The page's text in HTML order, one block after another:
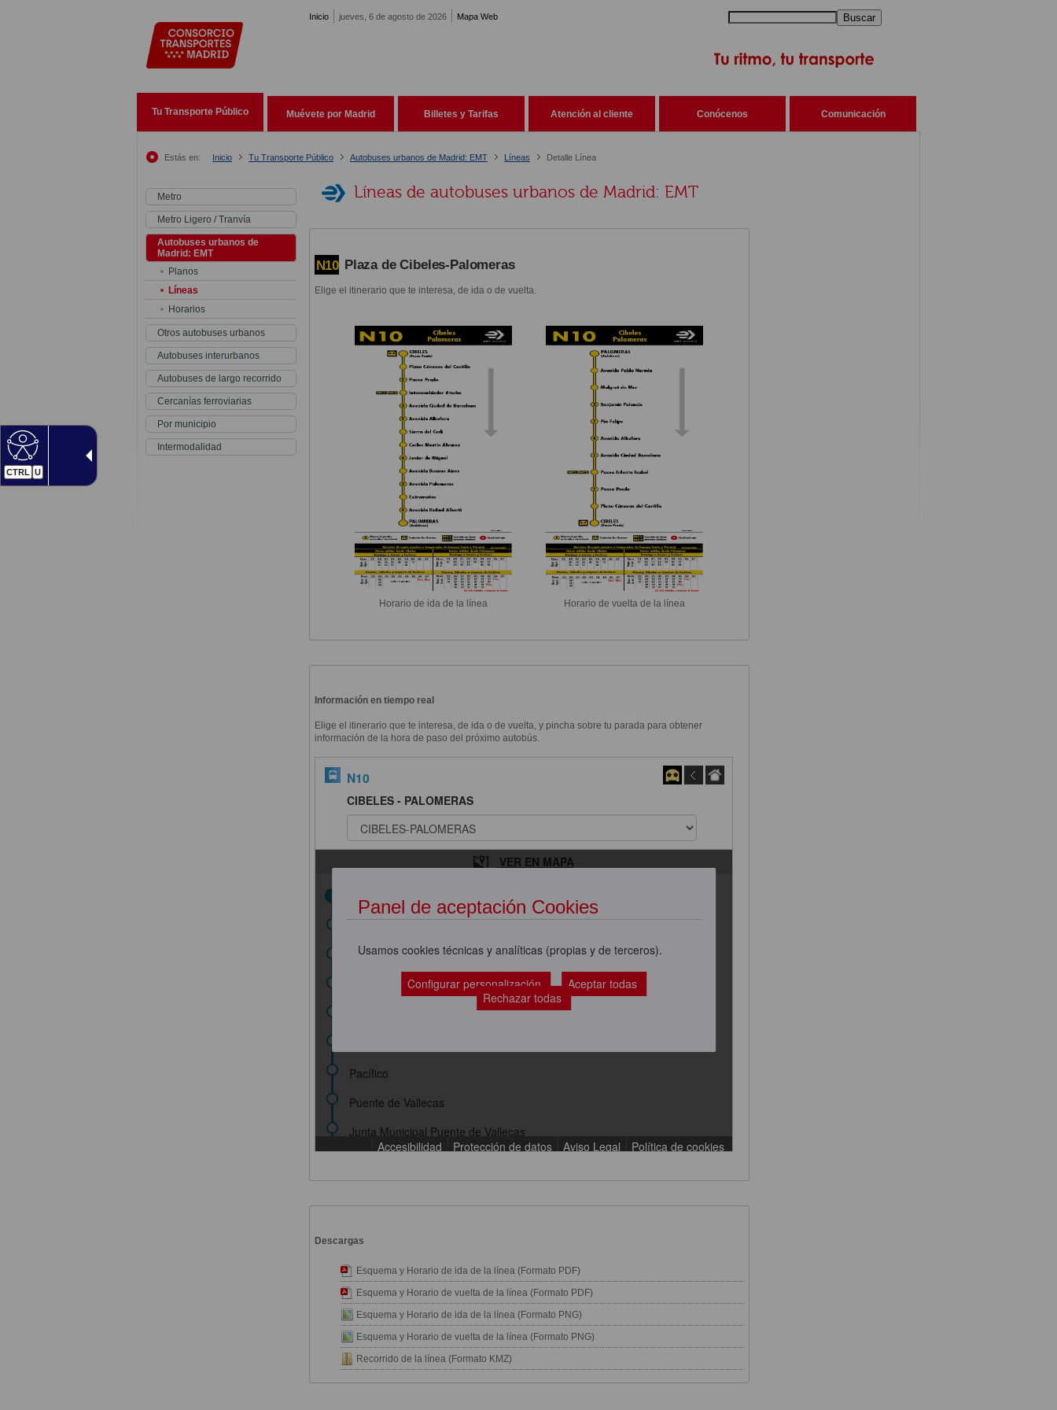
CTRL U
Inicio jueves, 6 de agosto de 2026 Mapa Web Buscar
Tu Transporte Público Muévete por Madrid Billetes y Tarifas Atención al cliente Conócenos Comunicación
Estás en: Inicio Tu Transporte Público Autobuses urbanos de Madrid: EMT Líneas Detalle Línea
Metro
Metro Ligero / Tranvía
Autobuses urbanos de
Madrid: EMT
Planos
Líneas
Horarios
Otros autobuses urbanos
Autobuses interurbanos
Autobuses de largo recorrido
Cercanías ferroviarias
Por municipio
Intermodalidad
Líneas de autobuses urbanos de Madrid: EMT
N10 Plaza de Cibeles-Palomeras
Elige el itinerario que te interesa, de ida o de vuelta.
Horario de ida de la línea Horario de vuelta de la línea
Información en tiempo real
Elige el itinerario que te interesa, de ida o de vuelta, y pincha sobre tu parada para obtener
información de la hora de paso del próximo autobús.
Descargas
Esquema y Horario de ida de la línea (Formato PDF)
Esquema y Horario de vuelta de la línea (Formato PDF)
Esquema y Horario de ida de la línea (Formato PNG)
Esquema y Horario de vuelta de la línea (Formato PNG)
Recorrido de la línea (Formato KMZ)